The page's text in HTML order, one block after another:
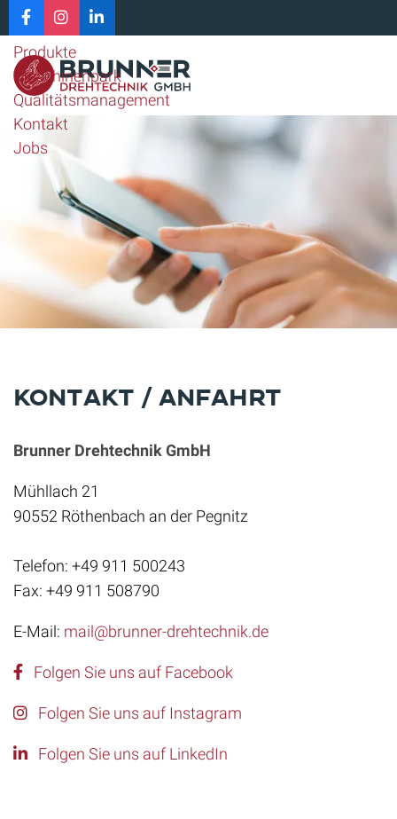
Unternehmen
Produkte
Maschinenpark
Qualitätsmanagement
Kontakt
Jobs
Kontakt / Anfahrt
Brunner Drehtechnik GmbH
Mühllach 21
90552 Röthenbach an der Pegnitz
Telefon: +49 911 500243
Fax: +49 911 508790
E-Mail: mail@brunner-drehtechnik.de
Folgen Sie uns auf Facebook
Folgen Sie uns auf Instagram
Folgen Sie uns auf LinkedIn